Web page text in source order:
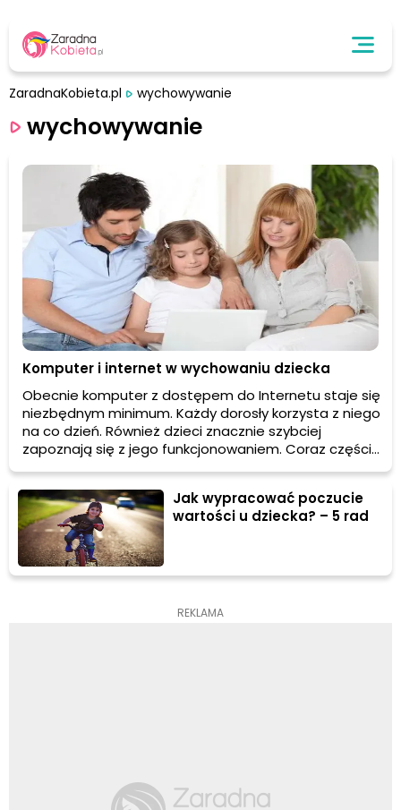
ZaradnaKobieta.pl wychowywanie
wychowywanie
Komputer i internet w wychowaniu dziecka
Obecnie komputer z dostępem do Internetu staje się
niezbędnym minimum. Każdy dorosły korzysta z niego
na co dzień. Również dzieci znacznie szybciej
zapoznają się z jego funkcjonowaniem. Coraz częściej
słyszymy o pokoleniu z. Zastanawialiście się kiedyś co
to znaczy? Ja początkowo się z tego śmiałam, ale w
momencie jak zobaczyłam jak mój mały synek
obsługuje telefon dotykowy a nikt go wcześniej tego
nie uczył stwierdziłam że faktycznie coś w tym jest.
Jak wypracować poczucie
wartości u dziecka? – 5 rad
REKLAMA